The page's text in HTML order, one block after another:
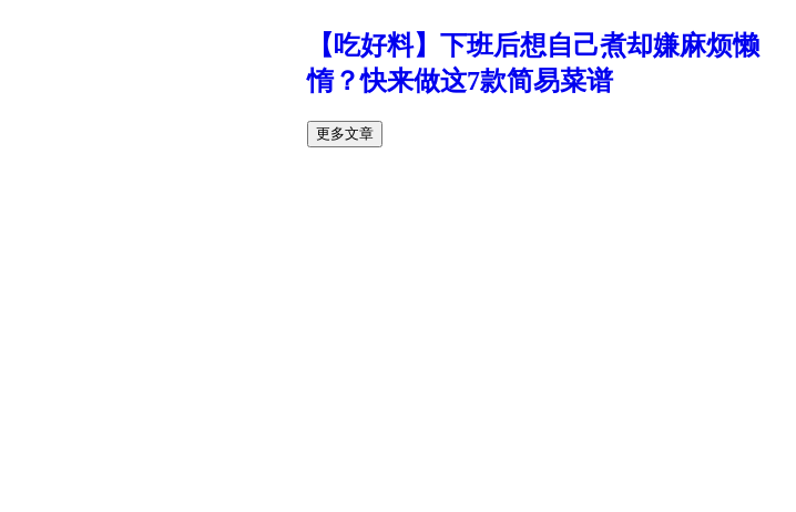
【吃好料】下班后想自己煮却嫌麻烦懒
惰？快来做这7款简易菜谱
更多文章